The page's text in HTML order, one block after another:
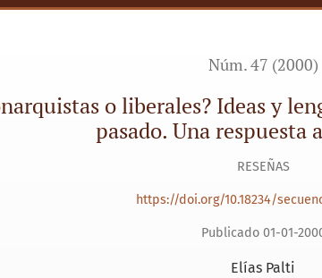
Núm. 47 (2000)
o liberales? Ideas y
pasado. Una respuesta
RESEÑAS
https://doi.org/10.18234/
Publicado 01-01-
Elías Palti